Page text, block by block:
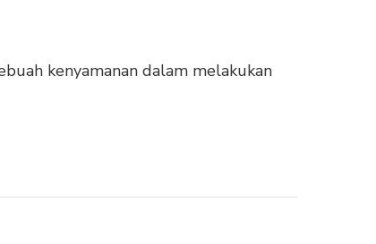
kenyamanan dalam melakukan